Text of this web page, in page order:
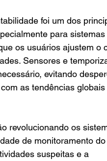
foi um dos
para sistemas
os usuários ajustem o
Sensores e
evitando
as tendências globais
revolucionando os
de monitoramento
suspeitas e a